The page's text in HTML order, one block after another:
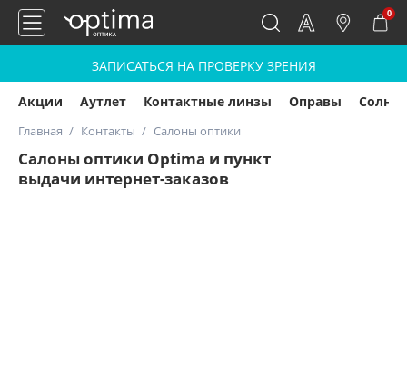
0
ЗАПИСАТЬСЯ НА ПРОВЕРКУ ЗРЕНИЯ
Акции Аутлет Контактные линзы Оправы
Главная Контакты Салоны оптики
Салоны оптики Optima и пункт
выдачи интернет-заказов